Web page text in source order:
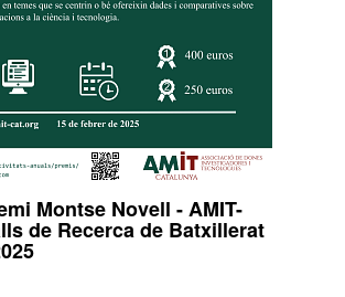
Montse Novell - AMIT-
de Recerca de Batxillerat